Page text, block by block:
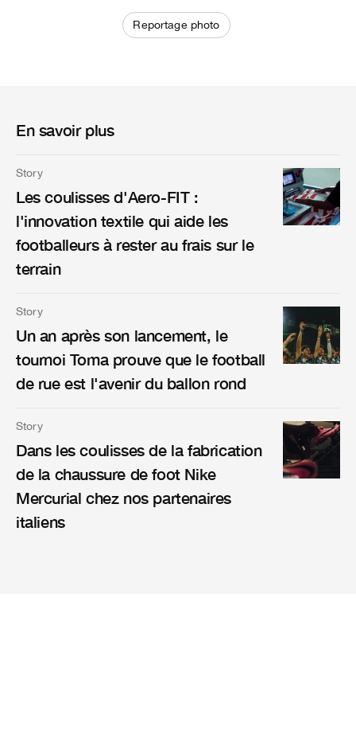
Reportage photo
En savoir plus
Story
Les coulisses d'Aero-FIT :
l'innovation textile qui aide les
footballeurs à rester au frais sur le
terrain
Story
Un an après son lancement, le
tournoi Toma prouve que le football
de rue est l'avenir du ballon rond
Story
Dans les coulisses de la fabrication
de la chaussure de foot Nike
Mercurial chez nos partenaires
italiens